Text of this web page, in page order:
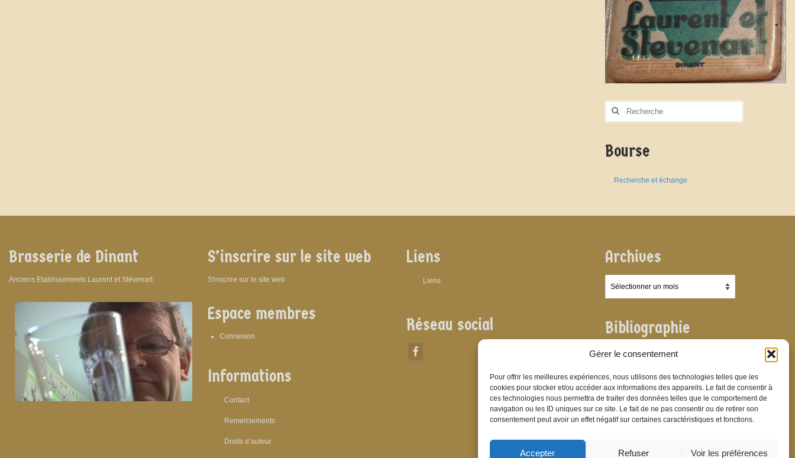
Gérer le consentement
Pour offrir les meilleures expériences, nous utilisons des technologies telles que les
cookies pour stocker et/ou accéder aux informations des appareils. Le fait de consentir à
ces technologies nous permettra de traiter des données telles que le comportement de
navigation ou les ID uniques sur ce site. Le fait de ne pas consentir ou de retirer son
consentement peut avoir un effet négatif sur certaines caractéristiques et fonctions.
Accepter Refuser Voir les préférences
Rechercher
Bourse
Recherche et échange
Brasserie de Dinant
Anciens Etablissements Laurent et Stévenart
S’inscrire sur le site web
S'inscrire sur le site web
Espace membres
Connexion
Informations
Contact
Remerciements
Droits d’auteur
Liens
Liens
Réseau social
Archives
Bibliographie
Bibliographie